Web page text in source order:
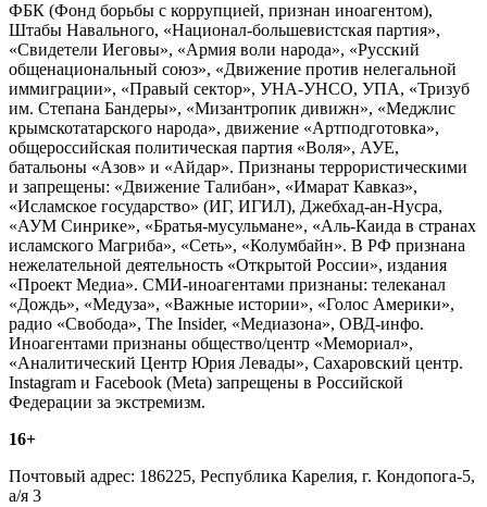
ФБК (Фонд борьбы с коррупцией, признан иноагентом),
Штабы Навального, «Национал-большевистская партия»,
«Свидетели Иеговы», «Армия воли народа», «Русский
общенациональный союз», «Движение против нелегальной
иммиграции», «Правый сектор», УНА-УНСО, УПА, «Тризуб
им. Степана Бандеры», «Мизантропик дивижн», «Меджлис
крымскотатарского народа», движение «Артподготовка»,
общероссийская политическая партия «Воля», АУЕ,
батальоны «Азов» и «Айдар». Признаны террористическими
и запрещены: «Движение Талибан», «Имарат Кавказ»,
«Исламское государство» (ИГ, ИГИЛ), Джебхад-ан-Нусра,
«АУМ Синрике», «Братья-мусульмане», «Аль-Каида в странах
исламского Магриба», «Сеть», «Колумбайн». В РФ признана
нежелательной деятельность «Открытой России», издания
«Проект Медиа». СМИ-иноагентами признаны: телеканал
«Дождь», «Медуза», «Важные истории», «Голос Америки»,
радио «Свобода», The Insider, «Медиазона», ОВД-инфо.
Иноагентами признаны общество/центр «Мемориал»,
«Аналитический Центр Юрия Левады», Сахаровский центр.
Instagram и Facebook (Metа) запрещены в Российской
Федерации за экстремизм.
16+
Почтовый адрес: 186225, Республика Карелия, г. Кондопога-5,
а/я 3